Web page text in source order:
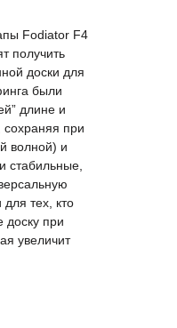
Fodiator F4
получить
доски для
были
длине и
сохраняя при
волной) и
стабильные,
тех, кто
доску при
увеличит